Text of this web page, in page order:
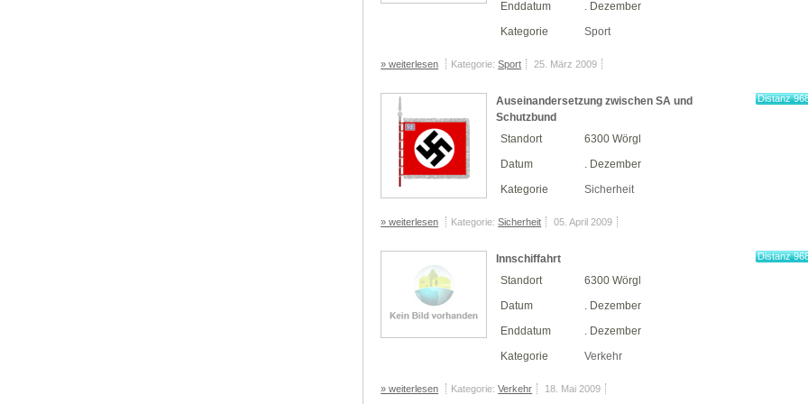
Enddatum
. Dezember
Kategorie
Sport
» weiterlesen Kategorie:Sport 25. März 2009
Auseinandersetzung zwischen SA und
Schutzbund
Distanz
Standort
6300 Wörgl
Datum
. Dezember
Kategorie
Sicherheit
» weiterlesen Kategorie:Sicherheit 05. April 2009
Innschiffahrt
Distanz
Standort
6300 Wörgl
Datum
. Dezember
Enddatum
. Dezember
Kategorie
Verkehr
» weiterlesen Kategorie:Verkehr 18. Mai 2009